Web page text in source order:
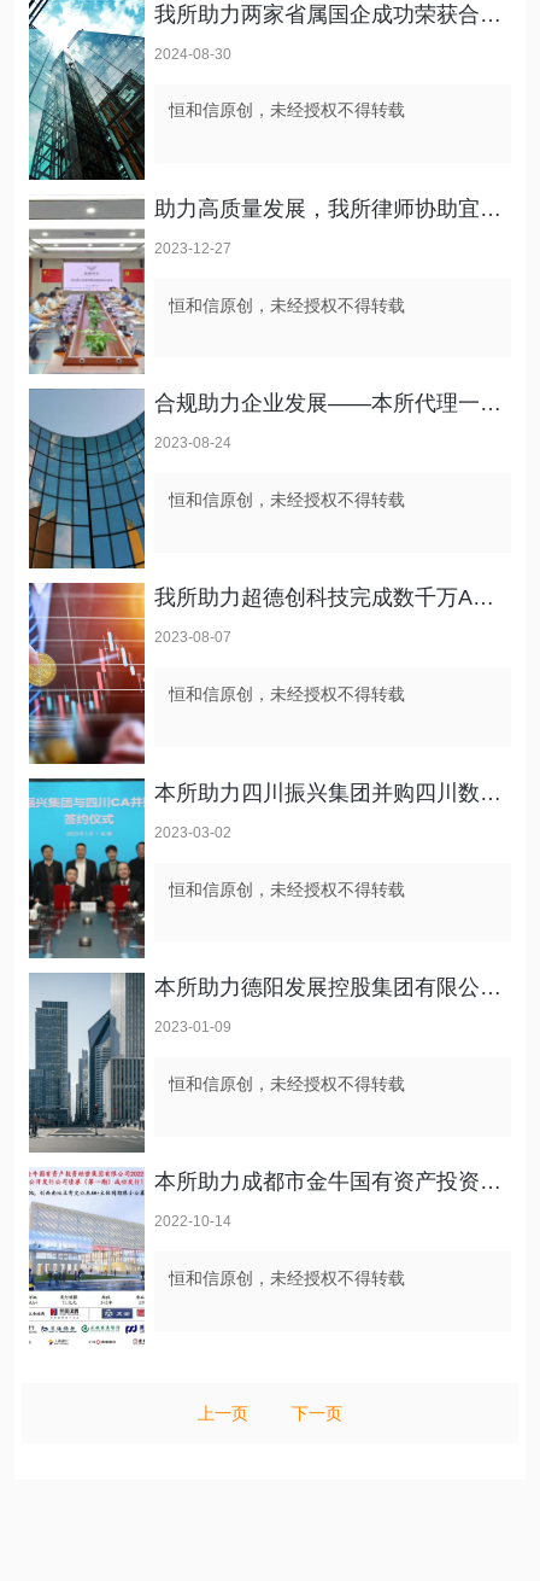
我所助力两家省属国企成功荣获合规管理体系国际国内双认证
2024-08-30
恒和信原创，未经授权不得转载
助力高质量发展，我所律师协助宜宾凯翼汽车完成企业劳动用工合规管理体系建设
2023-12-27
恒和信原创，未经授权不得转载
合规助力企业发展——本所代理一起行政复议案件，成功为企业减损300余万元
2023-08-24
恒和信原创，未经授权不得转载
我所助力超德创科技完成数千万A轮融资
2023-08-07
恒和信原创，未经授权不得转载
本所助力四川振兴集团并购四川数字认证公司
2023-03-02
恒和信原创，未经授权不得转载
本所助力德阳发展控股集团有限公司完成2022年度第三期、2023年度第一期超短期融资券发行
2023-01-09
恒和信原创，未经授权不得转载
本所助力成都市金牛国有资产投资经营集团有限公司完成2022年度第一期公开发行公司债券
2022-10-14
恒和信原创，未经授权不得转载
上一页 下一页